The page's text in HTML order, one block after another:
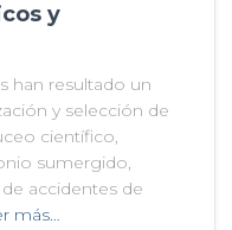
y
han resultado un
y selección de
científico,
sumergido,
accidentes de
más…